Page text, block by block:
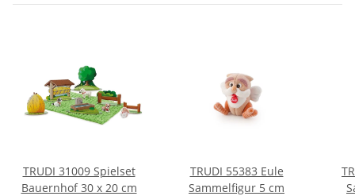
TRUDI 31009 Spielset
Bauernhof 30 x 20 cm
TRUDI 55383 Eule
Sammelfigur 5 cm